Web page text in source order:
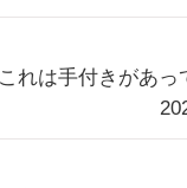
れは手付きがあっ